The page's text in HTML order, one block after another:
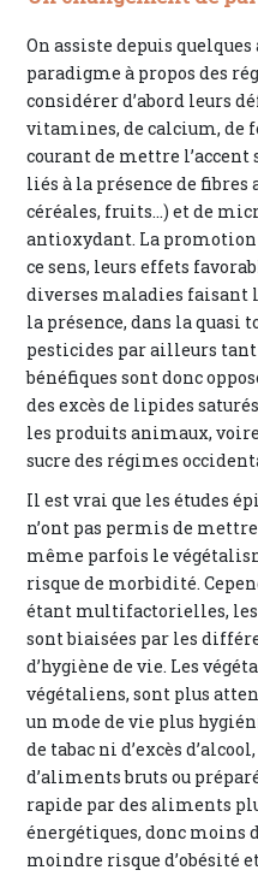
On assiste depuis
paradigme à propos des
considérer d’abord leurs
vitamines, de calcium, de
courant de mettre l’accent
liés à la présence de
céréales, fruits…) et de
antioxydant. La promotion
ce sens, leurs effets
diverses maladies faisant
la présence, dans la quasi
pesticides par ailleurs tant
bénéfiques sont donc
des excès de lipides
les produits animaux, voire
sucre des régimes
Il est vrai que les études
n’ont pas permis de
même parfois le
risque de morbidité.
étant multifactorielles, les
sont biaisées par les
d’hygiène de vie. Les
végétaliens, sont plus
un mode de vie plus
de tabac ni d’excès
d’aliments bruts ou
rapide par des aliments
énergétiques, donc moins
moindre risque d’obésité